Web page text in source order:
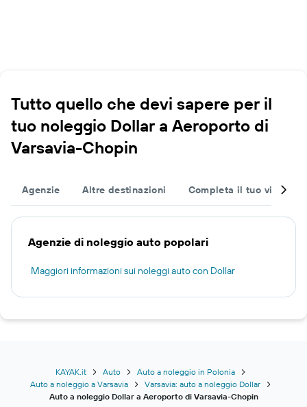
Tutto quello che devi sapere per il
tuo noleggio Dollar a Aeroporto di
Varsavia-Chopin
Agenzie Altre destinazioni Completa il tuo viaggio
Agenzie di noleggio auto popolari
Maggiori informazioni sui noleggi auto con Dollar
KAYAK.it Auto
Auto a noleggio in Polonia
Auto a noleggio a Varsavia
Varsavia: auto a noleggio Dollar
Auto a noleggio Dollar a Aeroporto di Varsavia-Chopin